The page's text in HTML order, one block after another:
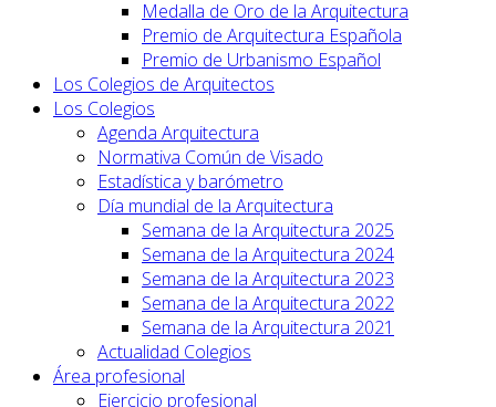
Medalla de Oro de la Arquitectura
Premio de Arquitectura Española
Premio de Urbanismo Español
Los Colegios de Arquitectos
Los Colegios
Agenda Arquitectura
Normativa Común de Visado
Estadística y barómetro
Día mundial de la Arquitectura
Semana de la Arquitectura 2025
Semana de la Arquitectura 2024
Semana de la Arquitectura 2023
Semana de la Arquitectura 2022
Semana de la Arquitectura 2021
Actualidad Colegios
Área profesional
Ejercicio profesional